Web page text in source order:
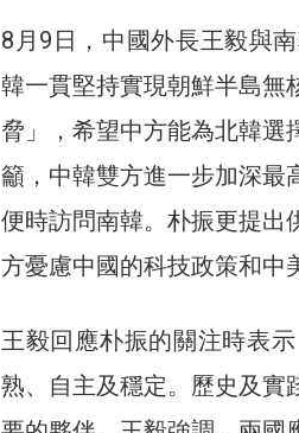
8月9日，中國外長王毅與
韓一貫堅持實現朝鮮半島無
脅」，希望中方能為北韓選
籲，中韓雙方進一步加深最
便時訪問南韓。朴振更提出
方憂慮中國的科技政策和中
王毅回應朴振的關注時表
熟、自主及穩定。歷史及實